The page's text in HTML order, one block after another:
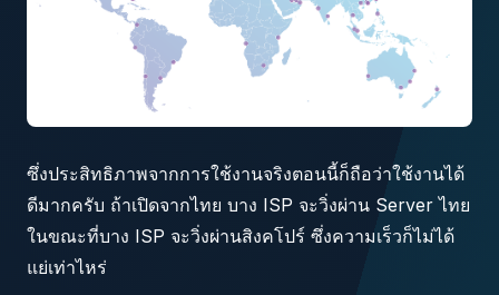
ซึ่งประสิทธิภาพจากการใช้งานจริงตอนนี้ก็ถือว่าใช้งานได้
ดีมากครับ ถ้าเปิดจากไทย บาง ISP จะวิ่งผ่าน Server ไทย
ในขณะที่บาง ISP จะวิ่งผ่านสิงคโปร์ ซึ่งความเร็วก็ไม่ได้
แย่เท่าไหร่